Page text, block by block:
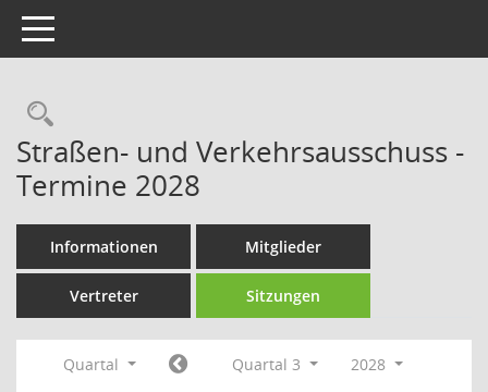
Toggle navigation
Rechercheauswahl
Straßen- und Verkehrsausschuss -
Termine 2028
Informationen Mitglieder
Vertreter Sitzungen
Quartal Quartal 3
2028